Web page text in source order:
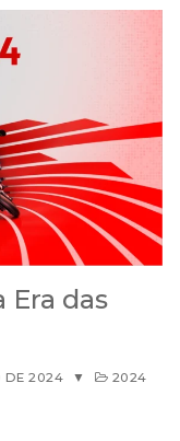
Era das
DE 2024 ▼
2024